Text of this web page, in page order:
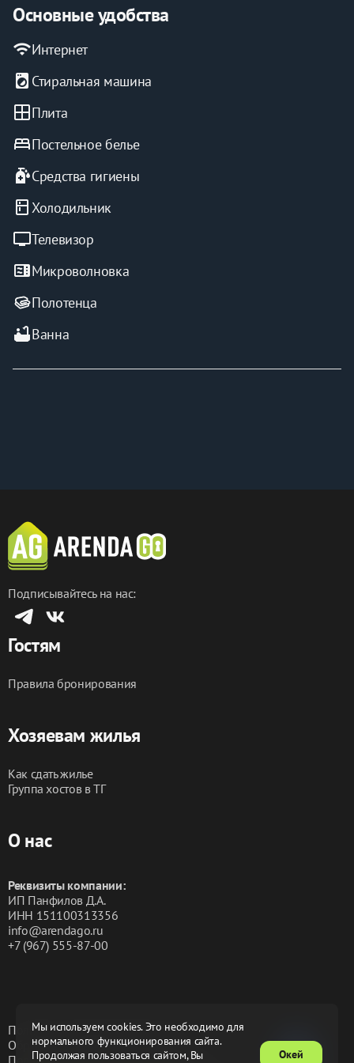
Основные удобства
wifiИнтернет
local_laundry_service Стиральная машина
windowПлита
bedПостельное белье
sanitizerСредства гигиены
kitchen Холодильник
tvТелевизор
microwaveМикроволновка
Полотенца
bathtubВанна
Мы используем cookies. Это необходимо для
нормального функционирования сайта.
Продолжая пользоваться сайтом, Вы
Окей
Подписывайтесь на нас:
Гостям
Правила бронирования
Хозяевам жилья
Как сдать жилье
Группа хостов в ТГ
О нас
Реквизиты компании:
ИП Панфилов Д.А.
ИНН 151100313356
info@arendago.ru
+7 (967) 555-87-00
Политика конфиденциальности
Обработка персональных данных
Пользовательское соглашениеОферта